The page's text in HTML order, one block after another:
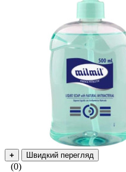
+ Швидкий перегляд
(0)